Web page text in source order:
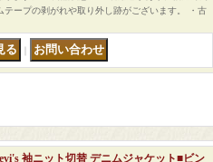
ープの剥がれや取り外し跡がございます。 ・古
袖ニット切替 デニムジャケット■ビン